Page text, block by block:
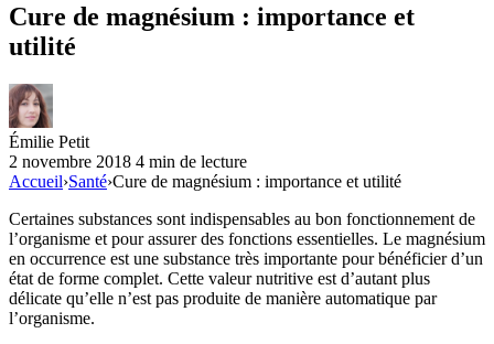
Cure de magnésium : importance et
utilité
Émilie Petit
2 novembre 2018 4 min de lecture
Accueil›Santé›Cure de magnésium : importance et utilité
Certaines substances sont indispensables au bon fonctionnement de
l’organisme et pour assurer des fonctions essentielles. Le magnésium
en occurrence est une substance très importante pour bénéficier d’un
état de forme complet. Cette valeur nutritive est d’autant plus
délicate qu’elle n’est pas produite de manière automatique par
l’organisme.